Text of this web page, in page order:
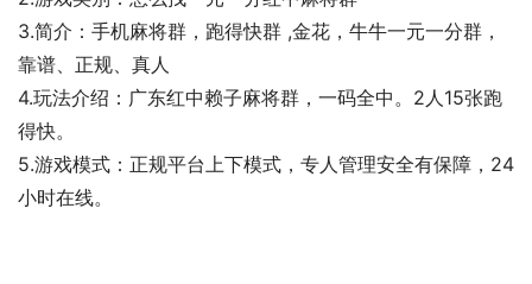
3.简介：手机麻将群，跑得快群 ,金花，牛牛一元一分群，
靠谱、正规、真人
4.玩法介绍：广东红中赖子麻将群，一码全中。2人15张跑
得快。
5.游戏模式：正规平台上下模式，专人管理安全有保障，24
小时在线。